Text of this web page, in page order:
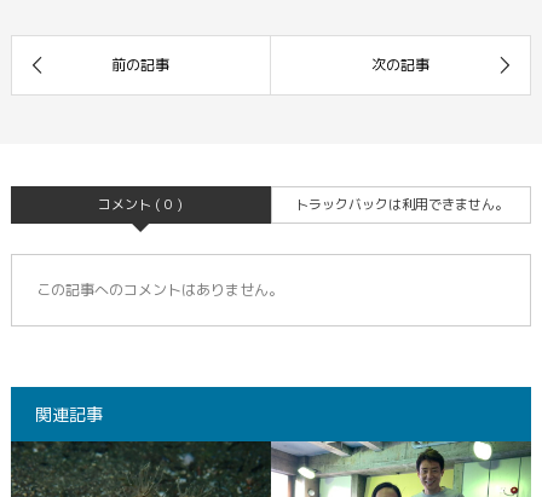
コメント ( 0 ) トラックバックは利用できません。
この記事へのコメントはありません。
関連記事